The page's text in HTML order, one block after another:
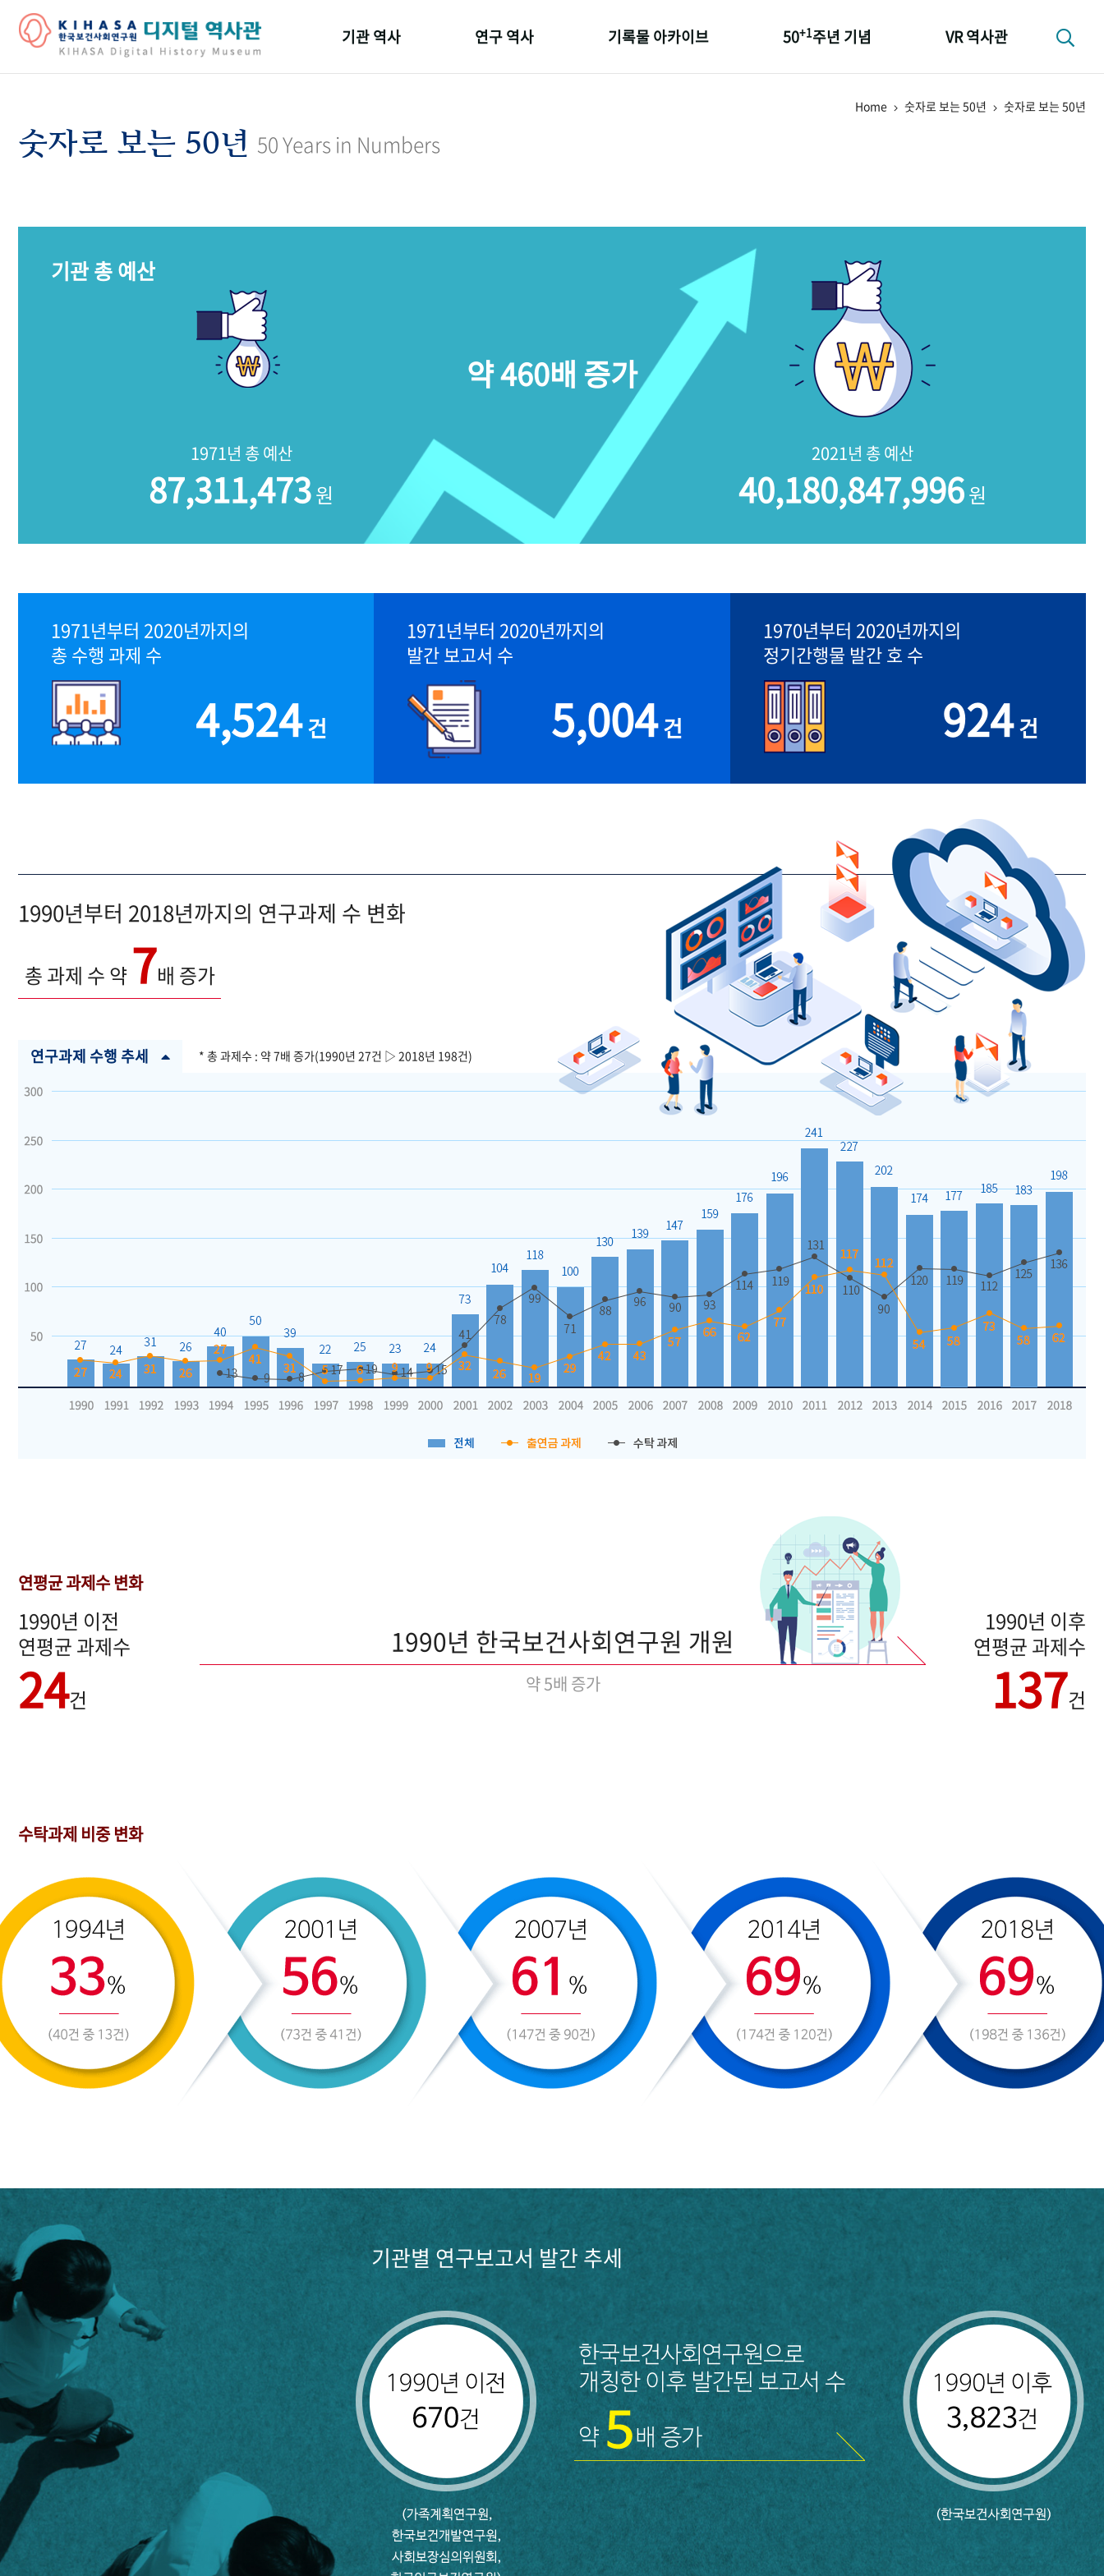
기관 역사 연구 역사 기록물 아카이브 50+1주년 기념 VR 역사관
Home 숫자로 보는 50년 숫자로 보는 50년
숫자로 보는 50년 50 Years in Numbers
기관 총 예산
1971년 총 예산
87,311,473원
2021년 총 예산
40,180,847,996원
약 460배 증가
1971년부터 2020년까지의
총 수행 과제 수
4,524건
1971년부터 2020년까지의
발간 보고서 수
5,004건
1970년부터 2020년까지의
정기간행물 발간 호 수
924건
1990년부터 2018년까지의 연구과제 수 변화
총 과제 수 약7배 증가
연구과제 수행 추세 * 총 과제수 : 약 7배 증가(1990년 27건 ▷ 2018년 198건)
연평균 과제수 변화
1990년 이전
연평균 과제수
24건
1990년 한국보건사회연구원 개원
약 5배 증가
1990년 이후
연평균 과제수
137건
수탁과제 비중 변화
기관별 연구보고서 발간 추세